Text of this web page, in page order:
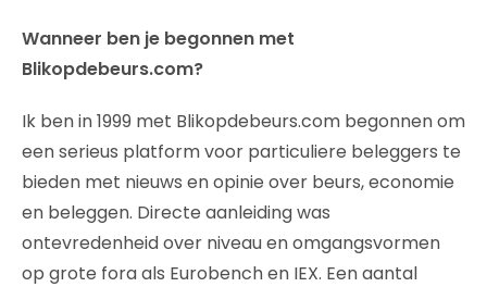
Wanneer ben je begonnen met
Blikopdebeurs.com?
Ik ben in 1999 met Blikopdebeurs.com begonnen om
een serieus platform voor particuliere beleggers te
bieden met nieuws en opinie over beurs, economie
en beleggen. Directe aanleiding was
ontevredenheid over niveau en omgangsvormen
op grote fora als Eurobench en IEX. Een aantal